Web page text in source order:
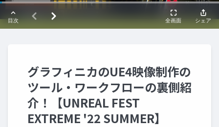
グラフィニカのUE4映像制作の
ツール・ワークフローの裏側紹
介！【UNREAL FEST
EXTREME '22 SUMMER】